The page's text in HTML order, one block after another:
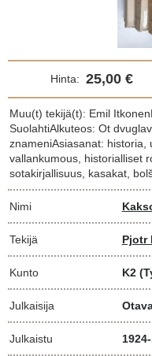
Hinta: 25,00 €
Muu(t) tekijä(t): Emil
SuolahtiAlkuteos: Ot
znameniAsiasanat: historia,
vallankumous, historialliset
sotakirjallisuus, kasakat,
Nimi
Tekijä Pjotr
Kunto K2
Julkaisija
Julkaistu